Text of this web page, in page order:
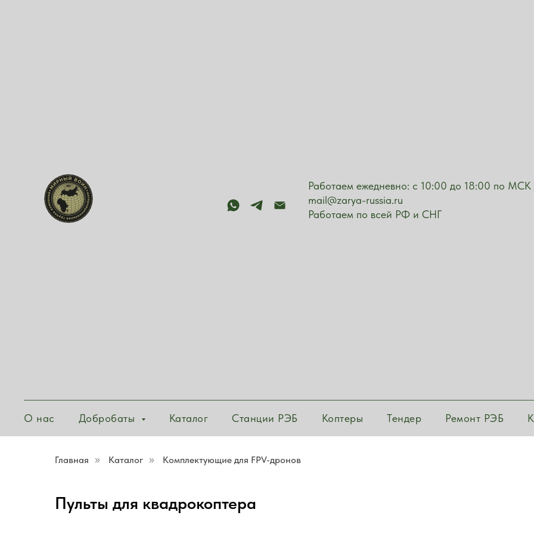
Работаем ежедневно: с 10:00 до 18:00 по МСК
mail@zarya-russia.ru
Работаем по всей РФ и СНГ
О нас Добробаты Каталог Станции РЭБ Коптеры Тендер Ремонт РЭБ
Главная » Каталог » Комплектующие для FPV-дронов
Пульты для квадрокоптера